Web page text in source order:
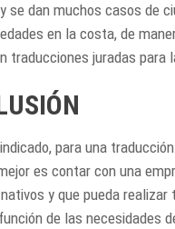
se dan muchos casos de
en la costa, de
traducciones juradas para
para una
es contar con una
y que pueda realizar
de las necesidades